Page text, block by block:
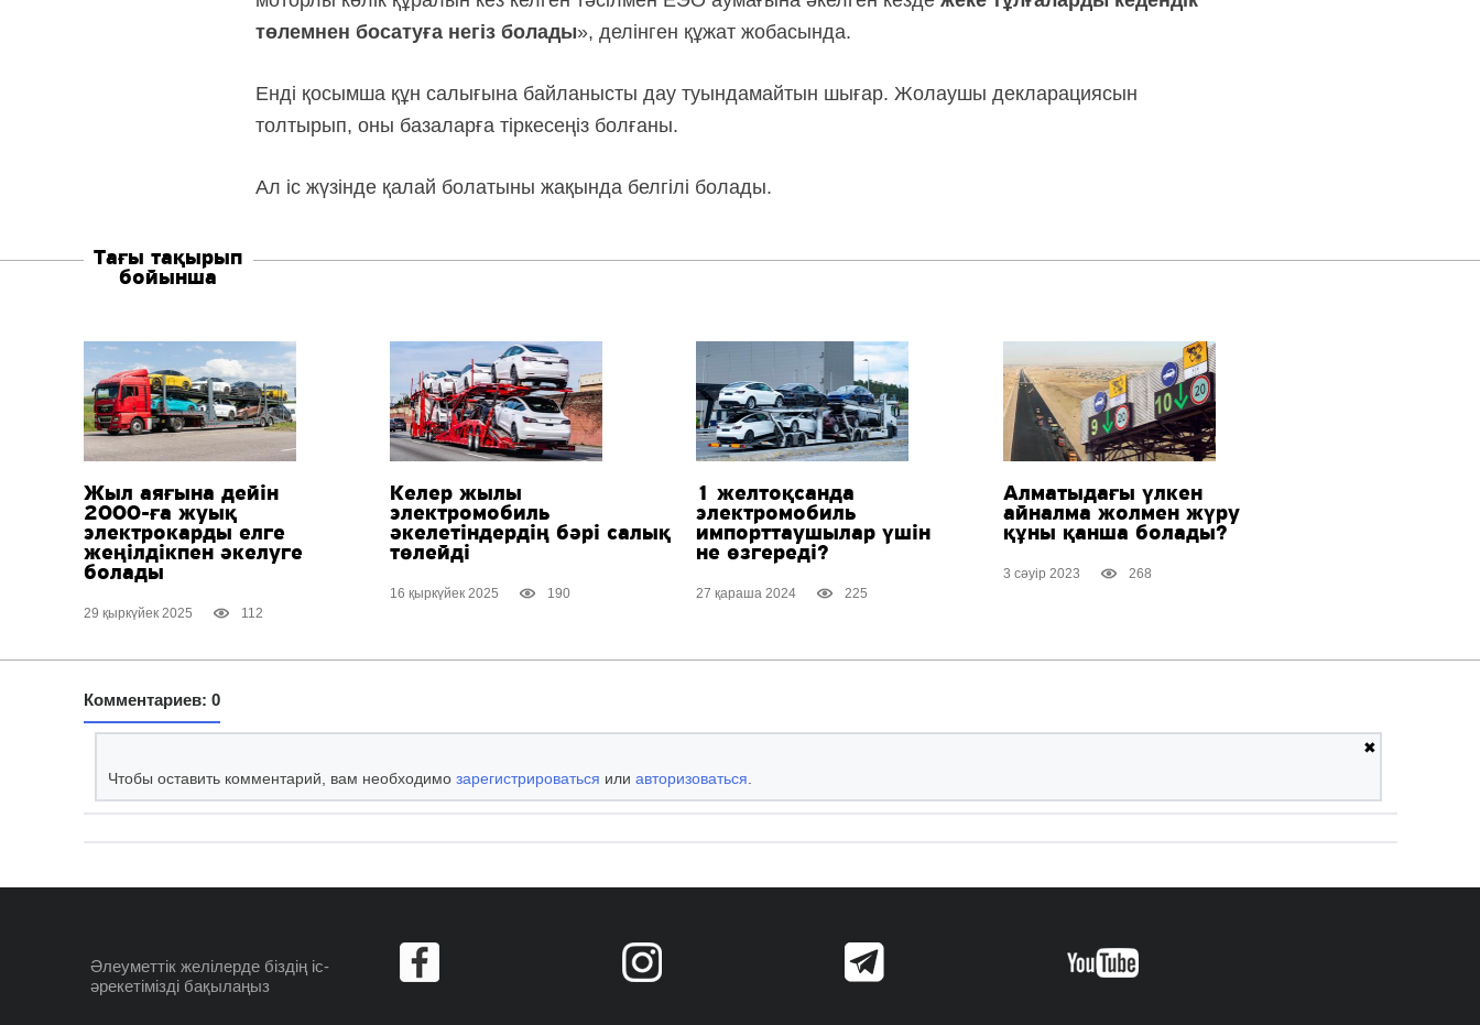
төлемнен босатуға негіз болады», делінген құжат жобасында.
Енді қосымша құн салығына байланысты дау туындамайтын шығар. Жолаушы декларациясын
толтырып, оны базаларға тіркесеңіз болғаны.
Ал іс жүзінде қалай болатыны жақында белгілі болады.
Тағы тақырып
бойынша
Жыл аяғына дейін
2000-ға жуық
электрокарды елге
жеңілдікпен әкелуге
болады
29 қыркүйек 2025 112
Келер жылы
электромобиль
әкелетіндердің бәрі салық
төлейді
16 қыркүйек 2025 190
1 желтоқсанда
электромобиль
импорттаушылар үшін
не өзгереді?
27 қараша 2024 225
Алматыдағы үлкен
айналма жолмен жүру
құны қанша болады?
3 сәуір 2023 268
Комментариев: 0
✖
Чтобы оставить комментарий, вам необходимо зарегистрироваться или авторизоваться.
Әлеуметтік желілердебіздің іс-
әрекетімізді бақылаңыз